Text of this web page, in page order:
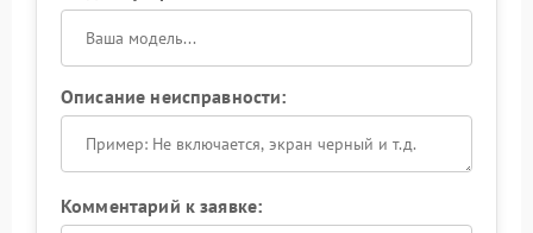
Описание неисправности:
Комментарий к заявке: